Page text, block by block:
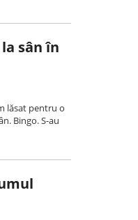
sân în
lăsat pentru o
Bingo. S-au